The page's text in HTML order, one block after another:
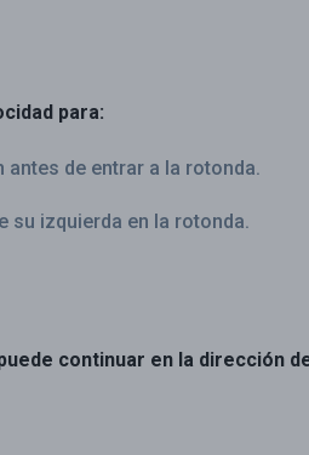
para:
de entrar a la rotonda.
su izquierda en la rotonda.
continuar en la dirección